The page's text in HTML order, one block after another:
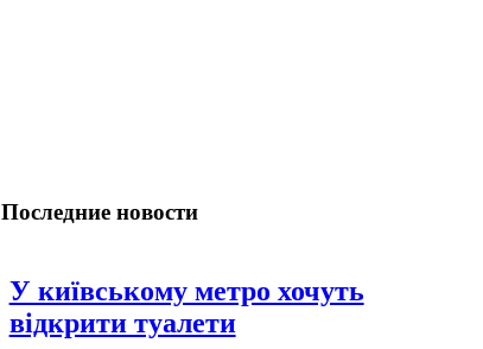
Последние новости
У київському метро хочуть
відкрити туалети